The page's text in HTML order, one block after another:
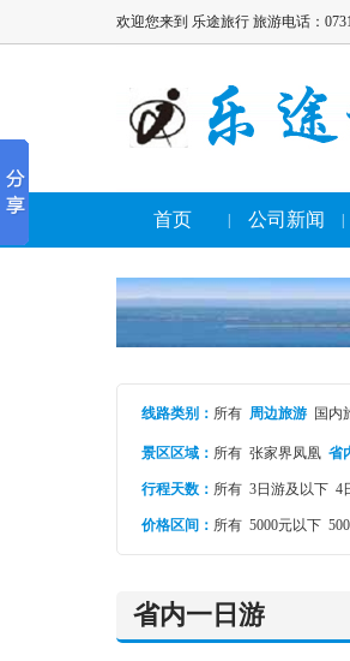
欢迎您来到 乐途旅行 旅游电话：
首页 公司新闻
线路类别 ： 所有 周边旅游 国内
景区区域： 所有 张家界凤凰 省
行程天数： 所有 3日游及以下 4
价格区间： 所有 5000元以下
省内一日游